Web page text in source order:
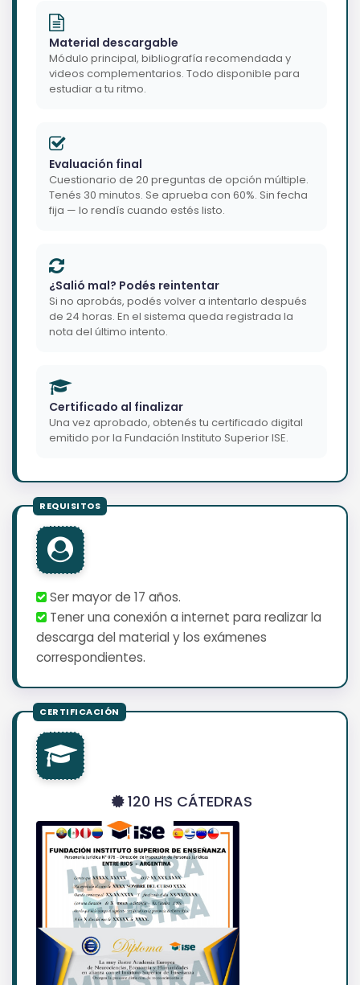
Material descargable
Módulo principal, bibliografía recomendada y
videos complementarios. Todo disponible para
estudiar a tu ritmo.
Evaluación final
Cuestionario de 20 preguntas de opción múltiple.
Tenés 30 minutos. Se aprueba con 60%. Sin fecha
fija — lo rendís cuando estés listo.
¿Salió mal? Podés reintentar
Si no aprobás, podés volver a intentarlo después
de 24 horas. En el sistema queda registrada la
nota del último intento.
Certificado al finalizar
Una vez aprobado, obtenés tu certificado digital
emitido por la Fundación Instituto Superior ISE.
Ser mayor de 17 años.
Tener una conexión a internet para realizar la
descarga del material y los exámenes
correspondientes.
120 HS CÁTEDRAS